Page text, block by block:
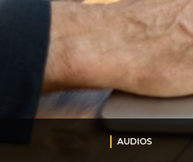
AUDIOS